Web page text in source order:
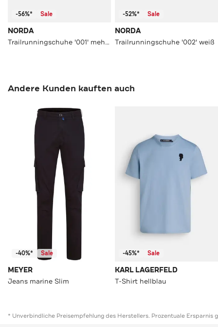
-56%* Sale
NORDA
Trailrunningschuhe '001' mehrfarbig
-52%* Sale
NORDA
Trailrunningschuhe '002' weiß
Andere Kunden kauften auch
-40%* Sale
MEYER
Jeans marine Slim
-45%* Sale
KARL LAGERFELD
T-Shirt hellblau
* Unverbindliche Preisempfehlung des Herstellers. Prozentuale Ersparnis